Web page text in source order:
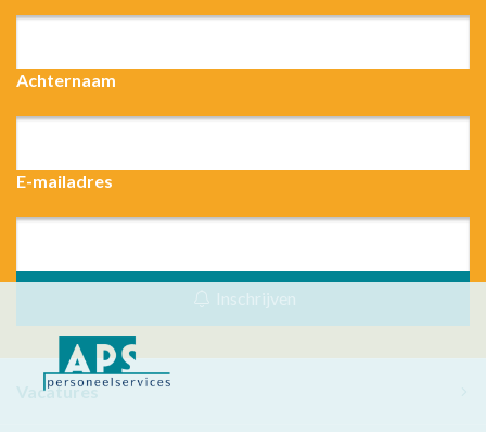
Achternaam
E-mailadres
Inschrijven
Vacatures